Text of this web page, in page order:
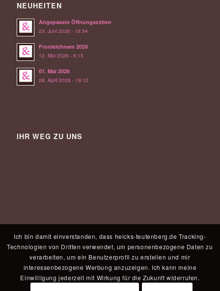
NEUHEITEN
Angepasste Öffnungszeiten
23. Juni 2026 - 16:54
Fronleichnam 2026
12. Mai 2026 - 8:15
01. Mai 2026
28. April 2026 - 19:12
IHR WEG ZU UNS
Ich bin damit einverstanden, dass heicks-teutenberg.de Tracking-
Technologien von Dritten verwendet, um personenbezogene Daten zu
verarbeiten, um ein Benutzerprofil zu erstellen und mir
interessenbezogene Werbung anzuzeigen. Ich kann meine
Einwilligung jederzeit mit Wirkung für die Zukunft widerrufen.